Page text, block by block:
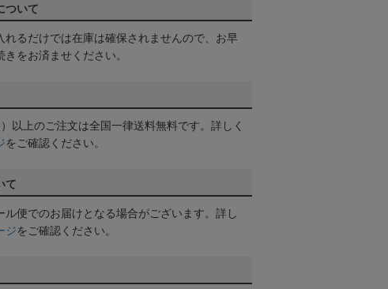
ついて
れるだけでは在庫は確保されませんので、お早
をお済ませください。
以上のご注文は全国一律送料無料です。詳しく
をご確認ください。
て
ル便でのお届けとなる場合がございます。詳し
ジをご確認ください。